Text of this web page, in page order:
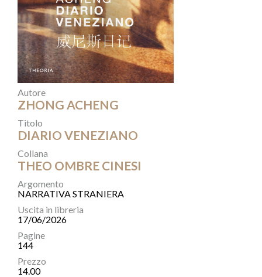
Autore
ZHONG ACHENG
Titolo
DIARIO VENEZIANO
Collana
THEO OMBRE CINESI
Argomento
NARRATIVA STRANIERA
Uscita in libreria
17/06/2026
Pagine
144
Prezzo
14.00